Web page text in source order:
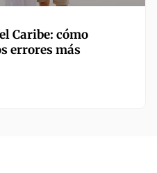
Caribe: cómo
errores más